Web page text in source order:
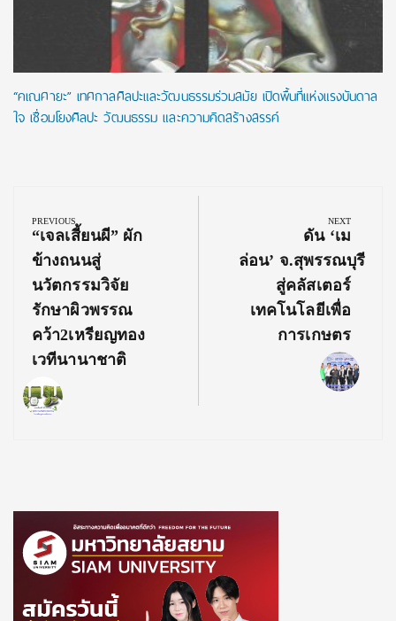
“คเณศายะ” เทศกาลศิลปะและวัฒนธรรมร่วมสมัย เปิดพื้นที่แห่งแรงบันดาล
ใจ เชื่อมโยงศิลปะ วัฒนธรรม และความคิดสร้างสรรค์
navigation
PREVIOUS
Previous
Post:
“เจลเสี้ยนผี” ผัก
ข้างถนนสู่
นวัตกรรมวิจัย
รักษาผิวพรรณ
คว้า2เหรียญทอง
เวทีนานาชาติ
NEXT
Next
Post:
ดัน ‘เม
ล่อน’ จ.สุพรรณบุรี
สู่คลัสเตอร์
เทคโนโลยีเพื่อ
การเกษตร